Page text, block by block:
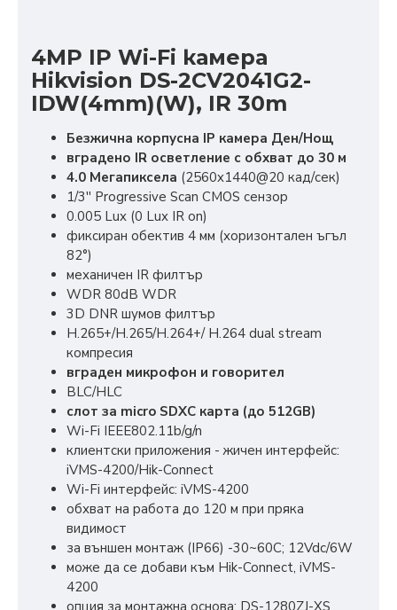
4MP IP Wi-Fi камера
Hikvision DS-2CV2041G2-
IDW(4mm)(W), IR 30m
Безжична корпусна IP камера Ден/Нощ
вградено IR осветление с обхват до 30 м
4.0 Мегапиксела (2560x1440@20 кад/сек)
1/3'' Progressive Scan CMOS сензор
0.005 Lux (0 Lux IR on)
фиксиран обектив 4 мм (хоризонтален ъгъл
82°)
механичен IR филтър
WDR 80dB WDR
3D DNR шумов филтър
H.265+/H.265/H.264+/ H.264 dual stream
компресия
вграден микрофон и говорител
BLC/HLC
слот за micro SDXC карта (до 512GB)
Wi-Fi IEEE802.11b/g/n
клиентски приложения - жичен интерфейс:
iVMS-4200/Hik-Connect
Wi-Fi интерфейс: iVMS-4200
обхват на работа до 120 м при пряка
видимост
за външен монтаж (IP66) -30~60C; 12Vdc/6W
може да се добави към Hik-Connect, iVMS-
4200
опция за монтажна основа: DS-1280ZJ-XS